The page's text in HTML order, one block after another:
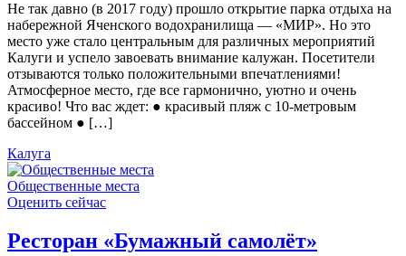
Не так давно (в 2017 году) прошло открытие парка отдыха на
набережной Яченского водохранилища — «МИР». Но это
место уже стало центральным для различных мероприятий
Калуги и успело завоевать внимание калужан. Посетители
отзываются только положительными впечатлениями!
Атмосферное место, где все гармонично, уютно и очень
красиво! Что вас ждет: ● красивый пляж с 10-метровым
бассейном ● […]
Калуга
Общественные места
Оценить сейчас
Ресторан «Бумажный самолёт»